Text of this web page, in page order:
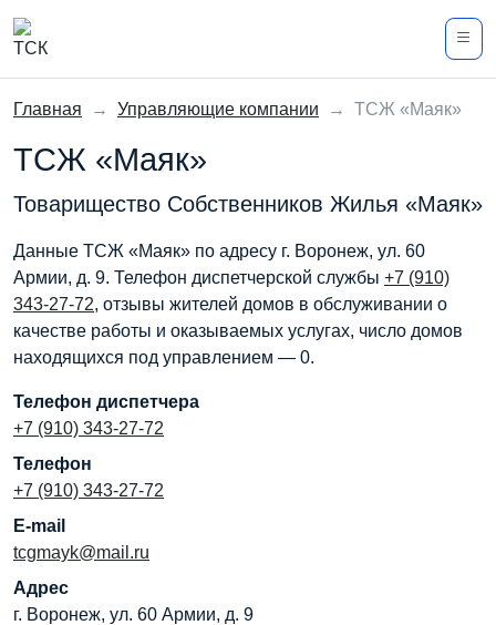
Главная → Управляющие компании → ТСЖ «Маяк»
ТСЖ «Маяк»
Товарищество Собственников Жилья «Маяк»
Данные ТСЖ «Маяк» по адресу г. Воронеж, ул. 60
Армии, д. 9. Телефон диспетчерской службы +7 (910)
343-27-72, отзывы жителей домов в обслуживании о
качестве работы и оказываемых услугах, число домов
находящихся под управлением — 0.
Телефон диспетчера
+7 (910) 343-27-72
Телефон
+7 (910) 343-27-72
E-mail
tcgmayk@mail.ru
Адрес
г. Воронеж, ул. 60 Армии, д. 9